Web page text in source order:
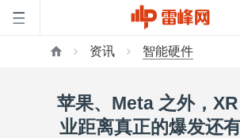
页
资讯 智能硬件
苹果、Meta 之外，
业距离真正的爆发还